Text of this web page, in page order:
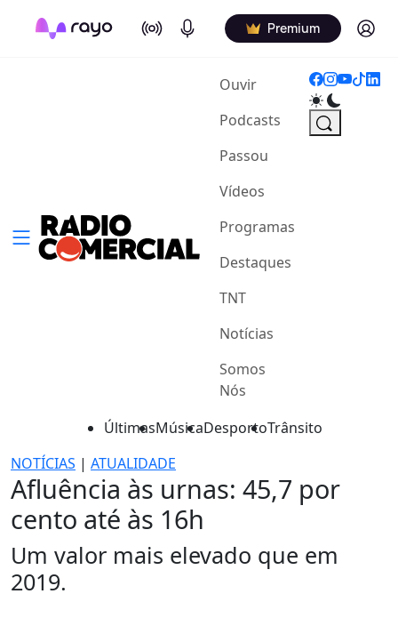
On Air Podcasts Premium Log in
Ouvir(current)
Podcasts
Passou
Vídeos
Programas
Destaques
TNT
Notícias
Somos
Nós
ÚltimasMúsicaDesportoTrânsito
NOTÍCIAS | ATUALIDADE
Afluência às urnas: 45,7 por
cento até às 16h
Um valor mais elevado que em
2019.